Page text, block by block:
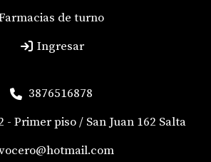
de turno
Ingresar
3876516878
- Primer piso / San Juan 162 Salta